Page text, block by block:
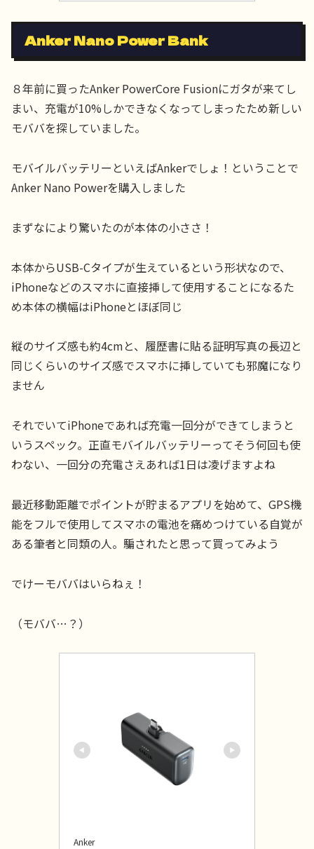
Anker Nano Power Bank
８年前に買ったAnker PowerCore Fusionにガタが来てし
まい、充電が10%しかできなくなってしまったため新しい
モババを探していました。
モバイルバッテリーといえばAnkerでしょ！ということで
Anker Nano Powerを購入しました
まずなにより驚いたのが本体の小ささ！
本体からUSB-Cタイプが生えているという形状なので、
iPhoneなどのスマホに直接挿して使用することになるた
め本体の横幅はiPhoneとほぼ同じ
縦のサイズ感も約4cmと、履歴書に貼る証明写真の長辺と
同じくらいのサイズ感でスマホに挿していても邪魔になり
ません
それでいてiPhoneであれば充電一回分ができてしまうと
いうスペック。正直モバイルバッテリーってそう何回も使
わない、一回分の充電さえあれば1日は凌げますよね
最近移動距離でポイントが貯まるアプリを始めて、GPS機
能をフルで使用してスマホの電池を痛めつけている自覚が
ある筆者と同類の人。騙されたと思って買ってみよう
でけーモババはいらねぇ！
（モババ…？）
Anker